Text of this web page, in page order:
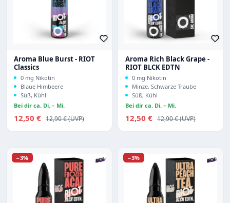
Aroma Blue Burst - RIOT
Classics
0 mg Nikotin
Blaue Himbeere
Süß, Kühl
Bei dir ca. Di. – Mi.
Verkaufspreis:
12,50 € Regulärer Preis:
12,90 €
Aroma Rich Black Grape -
RIOT BLCK EDTN
0 mg Nikotin
Minze, Schwarze Traube
Süß, Kühl
Bei dir ca. Di. – Mi.
Verkaufspreis:
12,50 € Regulärer Preis:
12,90 €
Rabatt
−3% Rabatt
−3%